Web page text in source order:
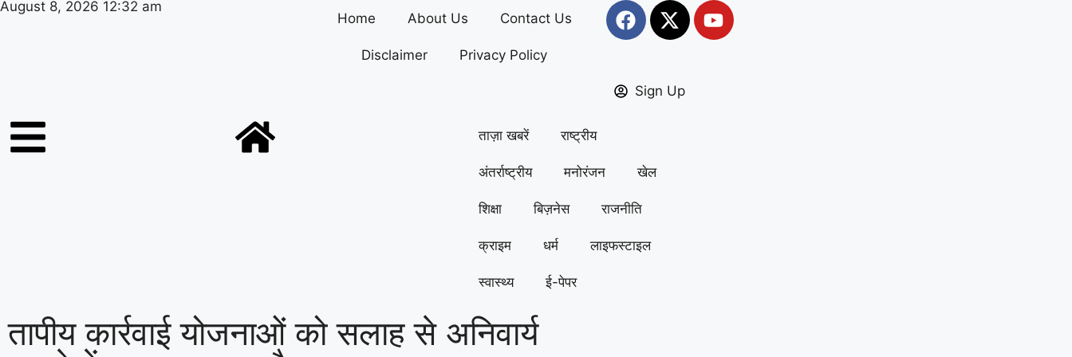
August 8, 2026 12:32 am
Home About Us Contact Us
Disclaimer Privacy Policy
Sign Up
ताज़ा खबरें राष्ट्रीय
अंतर्राष्ट्रीय मनोरंजन खेल
शिक्षा बिज़नेस राजनीति
क्राइम धर्म लाइफस्टाइल
स्वास्थ्य ई-पेपर
तापीय कार्रवाई योजनाओं को सलाह से अनिवार्य